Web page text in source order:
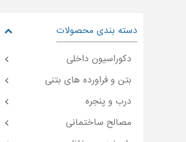
دسته بندی محصولات
دکوراسیون داخلی
بتن و فراورده های بتنی
درب و پنجره
مصالح ساختمانی